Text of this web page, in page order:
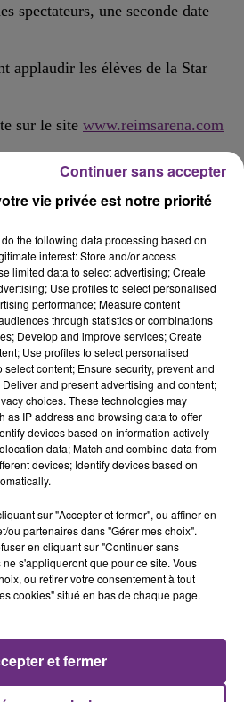
spectateurs, une seconde date
applaudir les élèves de la Star
sur le site www.reimsarena.com
DE CHOOZ
que la centrale
intense qui est toujours
DE REIMS FERME
vie privée est notre priorité
do the following data processing based on
interest: Store and/or access
limited data to select advertising; Create
Use profiles to select personalised
performance; Measure content
through statistics or combinations
Develop and improve services; Create
Use profiles to select personalised
content; Ensure security, prevent and
and present advertising and content;
choices. These technologies may
as IP address and browsing data to offer
devices based on information actively
data; Match and combine data from
devices; Identify devices based on
sur "Accepter et fermer", ou affiner en
ou partenaires dans "Gérer mes choix".
en cliquant sur "Continuer sans
s'appliqueront que pour ce site. Vous
ou retirer votre consentement à tout
cookies" situé en bas de chaque page.
et fermer
Continuer sans accepter